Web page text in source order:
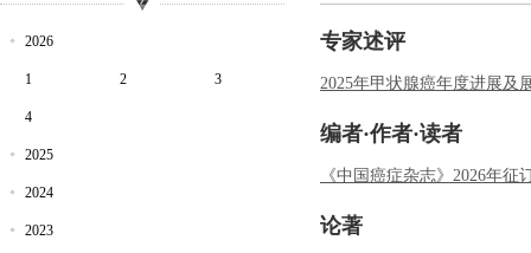
2026
1 2 3
4
2025
2024
2023
专家述评
2025年甲状腺癌年度进展及
编者·作者·读者
《中国癌症杂志》2026年征
论著